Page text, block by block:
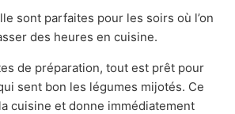
sont parfaites pour les soirs où l’on
des heures en cuisine.
de préparation, tout est prêt pour
sent bon les légumes mijotés. Ce
cuisine et donne immédiatement